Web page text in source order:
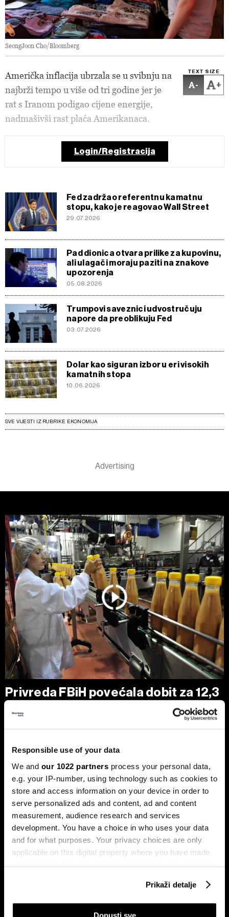
Responsible use of your data
We and our 1022 partners process your personal data,
e.g. your IP-number, using technology such as cookies to
store and access information on your device in order to
serve personalized ads and content, ad and content
measurement, audience research and services
development. You have a choice in who uses your data
and for what purposes. Your privacy choices are only
applicable on this digital property where you have made
your choices. You can change or withdraw your consent
If you allow, we would also like to:
Prikaži detalje
SeongJoon Cho/Bloomberg
TEXT SIZE
- +
Američka inflacija ubrzala se u svibnju na
najbrži tempo u više od tri godine jer je
rat s Iranom podigao cijene energije,
nadmašivši rast plaća Amerikanaca.
Login/Registracija
Fed zadržao referentnu kamatnu
stopu, kako je reagovao Wall Street
29.07.2026
Pad dionica otvara prilike za kupovinu,
ali ulagači moraju paziti na znakove
upozorenja
05.08.2026
Trumpovi saveznici udvostručuju
napore da preoblikuju Fed
03.07.2026
Dolar kao siguran izbor u eri visokih
kamatnih stopa
10.06.2026
SVE VIJESTI IZ RUBRIKE EKONOMIJA
Privreda FBiH povećala dobit za 12,3
posto, ali troškovi rada rastu
dvostruko brže
privatni sektor ostaje ključni nosilac ekonomskog rasta.
posto čine privatne kompanije, koje ostvaruju 90 posto
ukupnih prihoda i 95 posto ukupne dobiti.
za zaposlene na nivou BiH
Drvna industrija BiH izlazi iz
od Evrope